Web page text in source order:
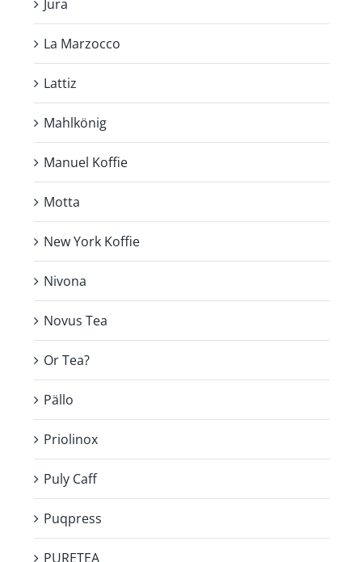
Jura
La Marzocco
Lattiz
Mahlkönig
Manuel Koffie
Motta
New York Koffie
Nivona
Novus Tea
Or Tea?
Pällo
Priolinox
Puly Caff
Puqpress
PURETEA